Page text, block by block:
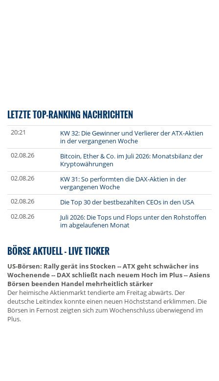
LETZTE TOP-RANKING NACHRICHTEN
20:21
KW 32: Die Gewinner und Verlierer der ATX-Aktien
in der vergangenen Woche
02.08.26
Bitcoin, Ether & Co. im Juli 2026: Monatsbilanz der
Kryptowährungen
02.08.26
KW 31: So performten die DAX-Aktien in der
vergangenen Woche
02.08.26
Die Top 30 der bestbezahlten CEOs in den USA
02.08.26
Juli 2026: Die Tops und Flops unter den Rohstoffen
im abgelaufenen Monat
BÖRSE AKTUELL - LIVE TICKER
US-Börsen: Rally gerät ins Stocken -- ATX geht schwächer ins
Wochenende -- DAX schließt nach neuem Hoch im Plus -- Asiens
Börsen beenden Handel mehrheitlich stärker
Der heimische Aktienmarkt tendierte am Freitag abwärts. Der
deutsche Leitindex konnte einen neuen Höchststand erklimmen. Die
Börsen in Fernost zeigten sich zum Wochenschluss überwiegend im
Plus.